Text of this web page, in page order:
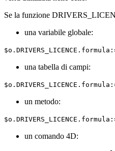
Se la funzione
una variabile globale:
$o . DRIVERS_LICENCE . formula
una tabella di campi:
$o . DRIVERS_LICENCE . formula
un metodo:
$o . DRIVERS_LICENCE . formula
un comando 4D: